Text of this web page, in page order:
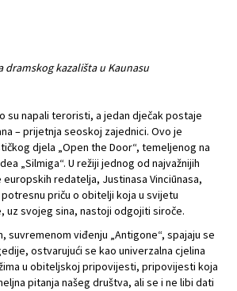
dramskog kazališta u Kaunasu
su napali teroristi, a jedan dječak postaje
– prijetnja seoskoj zajednici. Ovo je
djela „Open the Door“, temeljenog na
„Silmiga“. U režiji jednog od najvažnijih
redatelja, Justinasa Vinciūnasa,
priču o obitelji koja u svijetu
uz svojeg sina, nastoji odgojiti siroče.
suvremenom viđenju „Antigone“, spajaju se
ostvarujući se kao univerzalna cjelina
u obiteljskoj pripovijesti, pripovijesti koja
pitanja našeg društva, ali se i ne libi dati